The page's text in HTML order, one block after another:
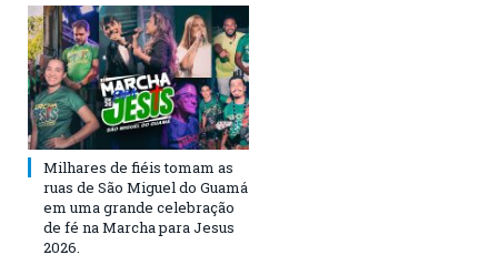
Milhares de fiéis tomam as
ruas de São Miguel do Guamá
em uma grande celebração
de fé na Marcha para Jesus
2026.